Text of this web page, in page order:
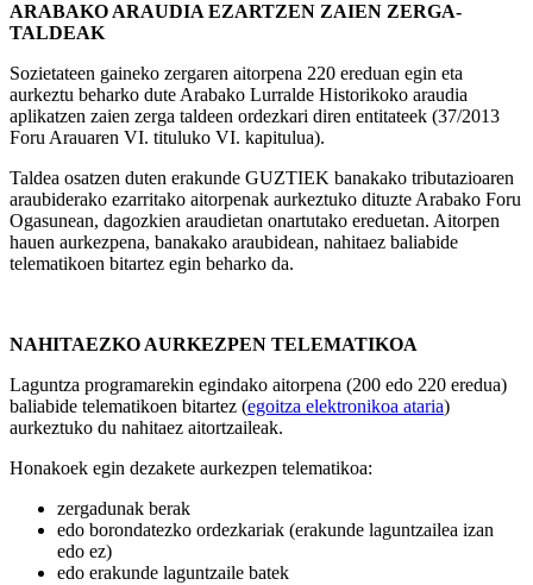
ARABAKO ARAUDIA EZARTZEN ZAIEN ZERGA-
TALDEAK
Sozietateen gaineko zergaren aitorpena 220 ereduan egin eta
aurkeztu beharko dute Arabako Lurralde Historikoko araudia
aplikatzen zaien zerga taldeen ordezkari diren entitateek (37/2013
Foru Arauaren VI. tituluko VI. kapitulua).
Taldea osatzen duten erakunde GUZTIEK banakako tributazioaren
araubiderako ezarritako aitorpenak aurkeztuko dituzte Arabako Foru
Ogasunean, dagozkien araudietan onartutako ereduetan. Aitorpen
hauen aurkezpena, banakako araubidean, nahitaez baliabide
telematikoen bitartez egin beharko da.
NAHITAEZKO AURKEZPEN TELEMATIKOA
Laguntza programarekin egindako aitorpena (200 edo 220 eredua)
baliabide telematikoen bitartez (egoitza elektronikoa ataria)
aurkeztuko du nahitaez aitortzaileak.
Honakoek egin dezakete aurkezpen telematikoa:
zergadunak berak
edo borondatezko ordezkariak (erakunde laguntzailea izan
edo ez)
edo erakunde laguntzaile batek